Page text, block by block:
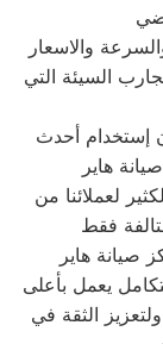
والاسعار
السيئة التي
إستخدام أحدث
هاير
لعملائنا من
فقط
الثقة في